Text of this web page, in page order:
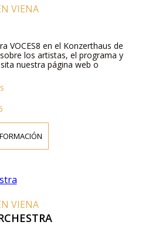
VIENA
VOCES8 en el Konzerthaus de
los artistas, el programa y
nuestra página web o
VIENA